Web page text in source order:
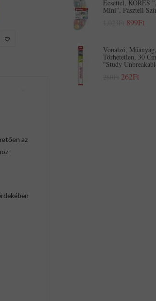
az
Ecsettel, KORES
Mini", Pasztell
899Ft
Vonalzó, Műanyag,
Törhetetlen, 30
"Study
262Ft